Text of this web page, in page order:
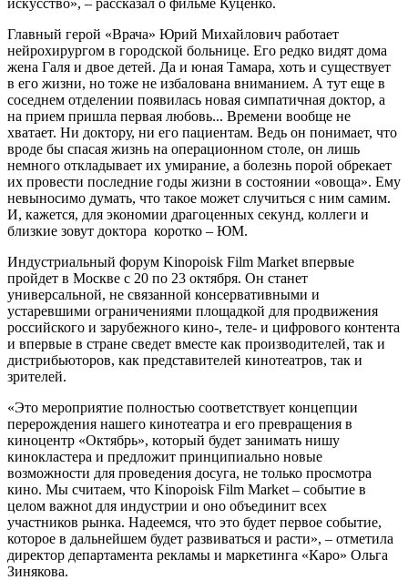
Главный герой «Врача» Юрий Михайлович работает
нейрохирургом в городской больнице. Его редко видят дома
жена Галя и двое детей. Да и юная Тамара, хоть и существует
в его жизни, но тоже не избалована вниманием. А тут еще в
соседнем отделении появилась новая симпатичная доктор, а
на прием пришла первая любовь... Времени вообще не
хватает. Ни доктору, ни его пациентам. Ведь он понимает, что
вроде бы спасая жизнь на операционном столе, он лишь
немного откладывает их умирание, а болезнь порой обрекает
их провести последние годы жизни в состоянии «овоща». Ему
невыносимо думать, что такое может случиться с ним самим.
И, кажется, для экономии драгоценных секунд, коллеги и
близкие зовут доктора коротко – ЮМ.
Индустриальный форум Kinopoisk Film Market впервые
пройдет в Москве с 20 по 23 октября. Он станет
универсальной, не связанной консервативными и
устаревшими ограничениями площадкой для продвижения
российского и зарубежного кино-, теле- и цифрового контента
и впервые в стране сведет вместе как производителей, так и
дистрибьюторов, как представителей кинотеатров, так и
зрителей.
«Это мероприятие полностью соответствует концепции
перерождения нашего кинотеатра и его превращения в
киноцентр «Октябрь», который будет занимать нишу
кинокластера и предложит принципиально новые
возможности для проведения досуга, не только просмотра
кино. Мы считаем, что Kinopoisk Film Market – событие в
целом важноt для индустрии и оно объединит всех
участников рынка. Надеемся, что это будет первое событие,
которое в дальнейшем будет развиваться и расти», – отметила
директор департамента рекламы и маркетинга «Каро» Ольга
Зинякова.